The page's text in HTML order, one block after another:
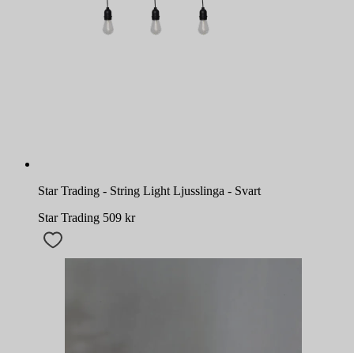
Star Trading - String Light Ljusslinga - Svart
Star Trading 509 kr